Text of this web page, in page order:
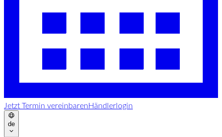
Jetzt Termin vereinbarenHändlerlogin
de